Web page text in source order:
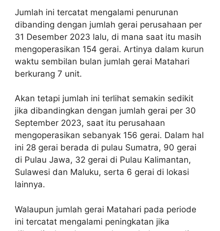
Jumlah ini tercatat mengalami penurunan
dibanding dengan jumlah gerai perusahaan per
31 Desember 2023 lalu, di mana saat itu masih
mengoperasikan 154 gerai. Artinya dalam kurun
waktu sembilan bulan jumlah gerai Matahari
berkurang 7 unit.
Akan tetapi jumlah ini terlihat semakin sedikit
jika dibandingkan dengan jumlah gerai per 30
September 2023, saat itu perusahaan
mengoperasikan sebanyak 156 gerai. Dalam hal
ini 28 gerai berada di pulau Sumatra, 90 gerai
di Pulau Jawa, 32 gerai di Pulau Kalimantan,
Sulawesi dan Maluku, serta 6 gerai di lokasi
lainnya.
Walaupun jumlah gerai Matahari pada periode
ini tercatat mengalami peningkatan jika